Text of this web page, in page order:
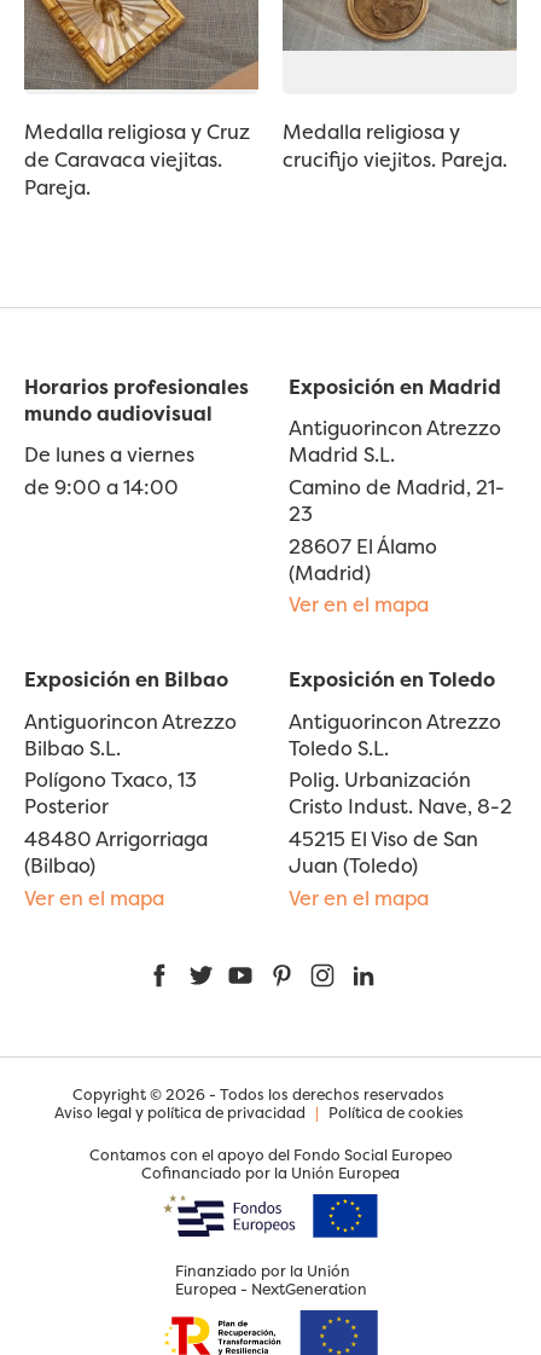
Medalla religiosa y Cruz
de Caravaca viejitas.
Pareja.
Medalla religiosa y
crucifijo viejitos. Pareja.
Horarios profesionales
mundo audiovisual
De lunes a viernes
de 9:00 a 14:00
Exposición en Madrid
Antiguorincon Atrezzo
Madrid S.L.
Camino de Madrid, 21-
23
28607 El Álamo
(Madrid)
Ver en el mapa
Exposición en Bilbao
Antiguorincon Atrezzo
Bilbao S.L.
Polígono Txaco, 13
Posterior
48480 Arrigorriaga
(Bilbao)
Ver en el mapa
Exposición en Toledo
Antiguorincon Atrezzo
Toledo S.L.
Polig. Urbanización
Cristo Indust. Nave, 8-2
45215 El Viso de San
Juan (Toledo)
Ver en el mapa
FacebookTwitterYouTubePinterestInstagram
Copyright © 2026 - Todos los derechos reservados
Aviso legal y política de privacidad | Política de cookies
Contamos con el apoyo del Fondo Social Europeo
Cofinanciado por la Unión Europea
Finanziado por la Unión
Europea - NextGeneration